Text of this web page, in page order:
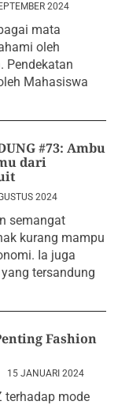
2024
mata
oleh
Pendekatan
Mahasiswa
#73: Ambu
dari
2024
semangat
kurang mampu
Ia juga
tersandung
Fashion
15 JANUARI 2024
terhadap mode